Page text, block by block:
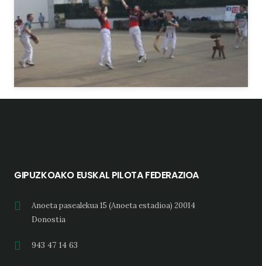
GIPUZKOAKO EUSKAL PILOTA FEDERAZIOA
Anoeta pasealekua 15 (Anoeta estadioa) 20014
Donostia
943 47 14 63